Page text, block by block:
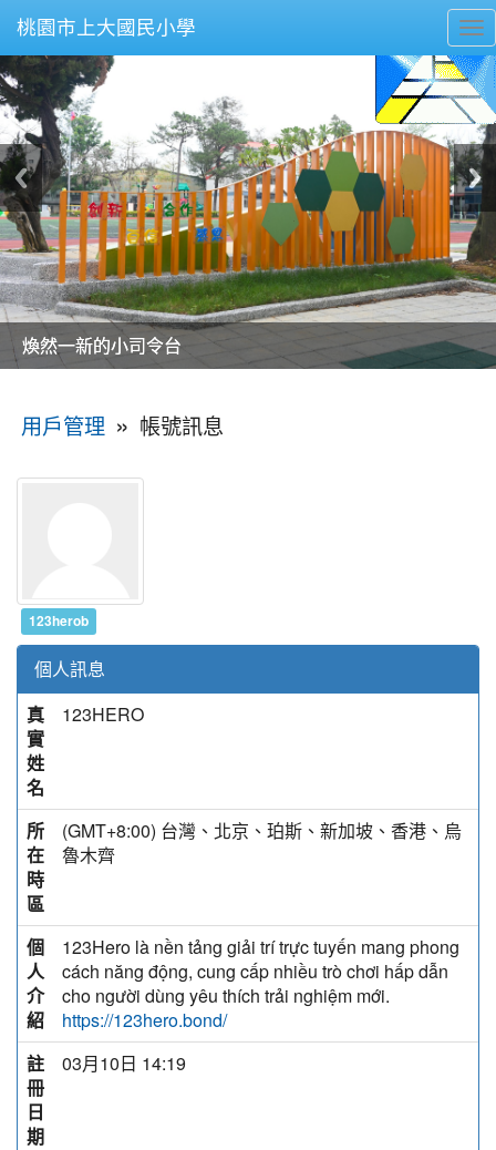
桃園市上大國民小學
美麗的操場是我們活力的來源
美麗的操場是我們活力的來源
煥然一新的小司令台
煥然一新的小司令台
富含桃園埤塘田園風光意象的中廊
富含桃園埤塘田園風光意象的中廊
嶄新的中庭廣場
嶄新的中庭廣場
水生池生生不息
水生池生生不息
用戶管理 » 帳號訊息
123herob
個人訊息
真
實
姓
名
123HERO
所
在
時
區
(GMT+8:00) 台灣、北京、珀斯、新加坡、香港、烏
魯木齊
個
人
介
紹
123Hero là nền tảng giải trí trực tuyến mang phong
cách năng động, cung cấp nhiều trò chơi hấp dẫn
cho người dùng yêu thích trải nghiệm mới.
https://123hero.bond/
註
冊
日
期
03月10日 14:19